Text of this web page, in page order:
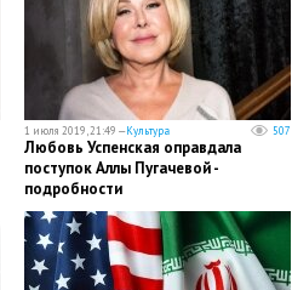
1 июля 2019, 21:49 —Культура 507
Любовь Успенская оправдала
поступок Аллы Пугачевой -
подробности